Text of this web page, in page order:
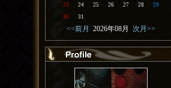
23
24 25 26 27 28
29
30
31
<<前月 2026年08月 次月>>